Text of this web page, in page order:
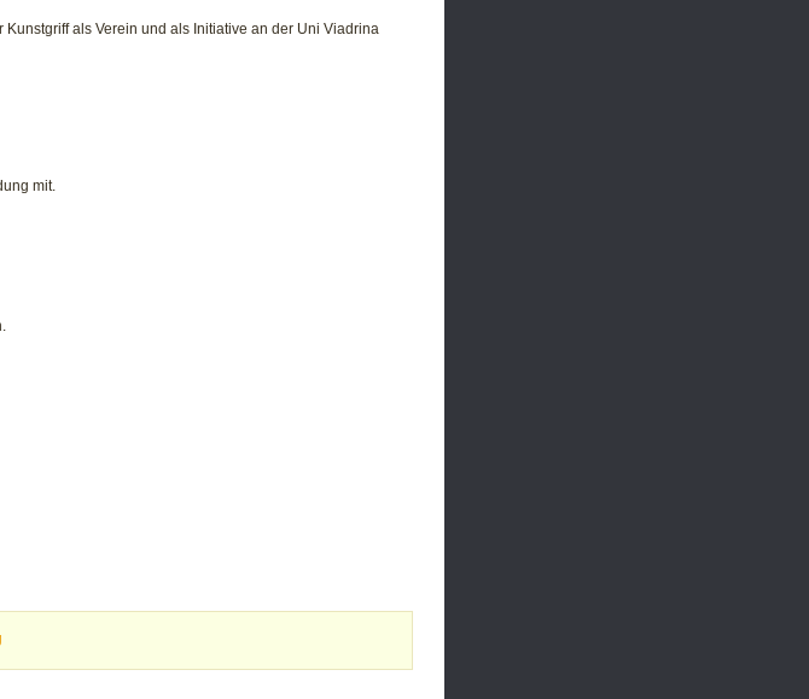
als Verein und als Initiative an der Uni Viadrina
mit.